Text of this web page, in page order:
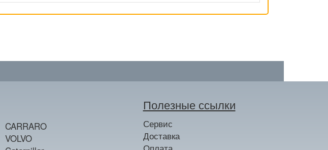
CARRARO
VOLVO
Полезные ссылки
Сервис
Доставка